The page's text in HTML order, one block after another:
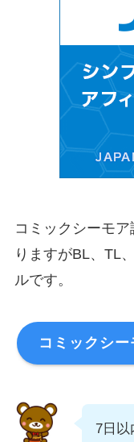
コミックシーモ
りますがBL、TL
ルです。
コミックシ
7日以